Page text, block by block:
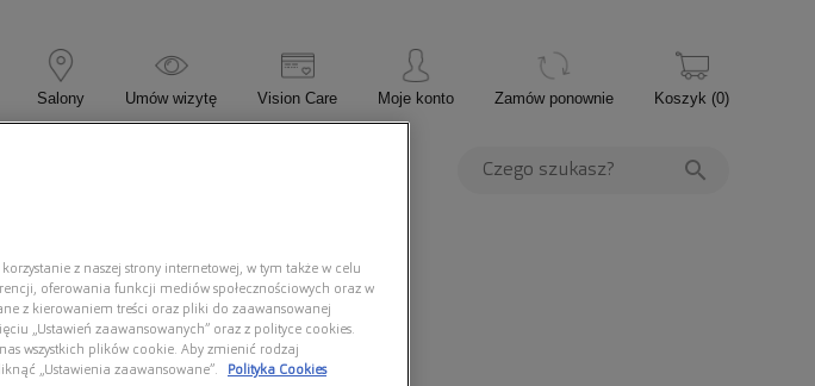
Salony Umów wizytę Vision Care Moje konto Zamów ponownie Koszyk (0)
z naszej strony internetowej, w tym także w celu
oferowania funkcji mediów społecznościowych oraz w
z kierowaniem treści oraz pliki do zaawansowanej
„Ustawień zaawansowanych” oraz z polityce cookies.
wszystkich plików cookie. Aby zmienić rodzaj
„Ustawienia zaawansowane”.
Polityka Cookies